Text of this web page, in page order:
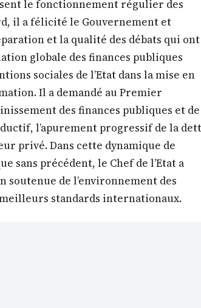
sans précédent, le Chef de l’Etat a
de l’environnement des
standards internationaux.